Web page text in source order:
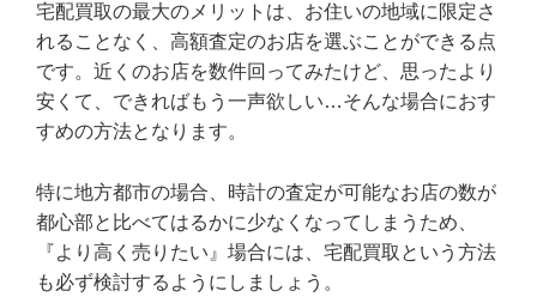
宅配買取の最大のメリットは、お住いの地域に限定さ
れることなく、高額査定のお店を選ぶことができる点
です。近くのお店を数件回ってみたけど、思ったより
安くて、できればもう一声欲しい…そんな場合におす
すめの方法となります。
特に地方都市の場合、時計の査定が可能なお店の数が
都心部と比べてはるかに少なくなってしまうため、
『より高く売りたい』場合には、宅配買取という方法
も必ず検討するようにしましょう。